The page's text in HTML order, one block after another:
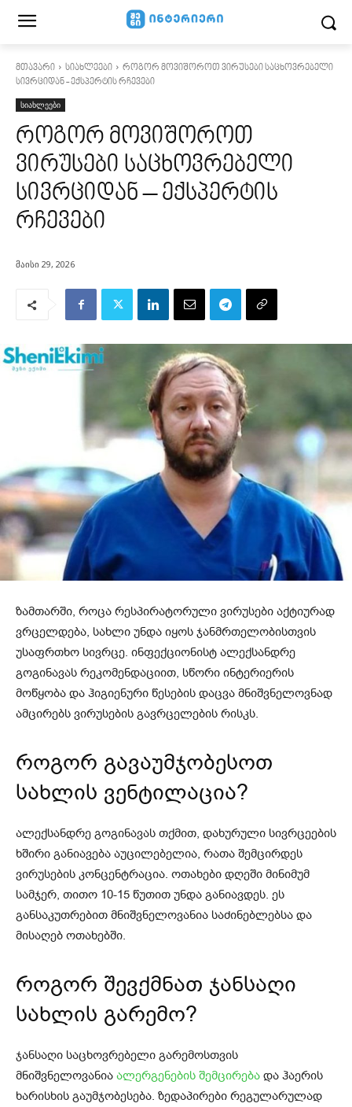
მთავარი სიახლეები
როგორ მოვიშოროთ ვირუსები საცხოვრებელი
სივრციდან - ექსპერტის რჩევები
სიახლეები
როგორ მოვიშოროთ
ვირუსები საცხოვრებელი
სივრციდან – ექსპერტის
რჩევები
მაისი 29, 2026
ზამთარში, როცა რესპირატორული ვირუსები აქტიურად
ვრცელდება, სახლი უნდა იყოს ჯანმრთელობისთვის
უსაფრთხო სივრცე. ინფექციონისტ ალექსანდრე
გოგინავას რეკომენდაციით, სწორი ინტერიერის
მოწყობა და ჰიგიენური წესების დაცვა მნიშვნელოვნად
ამცირებს ვირუსების გავრცელების რისკს.
როგორ გავაუმჯობესოთ
სახლის ვენტილაცია?
ალექსანდრე გოგინავას თქმით, დახურული სივრცეების
ხშირი განიავება აუცილებელია, რათა შემცირდეს
ვირუსების კონცენტრაცია. ოთახები დღეში მინიმუმ
სამჯერ, თითო 10-15 წუთით უნდა განიავდეს. ეს
განსაკუთრებით მნიშვნელოვანია საძინებლებსა და
მისაღებ ოთახებში.
როგორ შევქმნათ ჯანსაღი
სახლის გარემო?
ჯანსაღი საცხოვრებელი გარემოსთვის
მნიშვნელოვანია ალერგენების შემცირება და ჰაერის
ხარისხის გაუმჯობესება. ზედაპირები რეგულარულად